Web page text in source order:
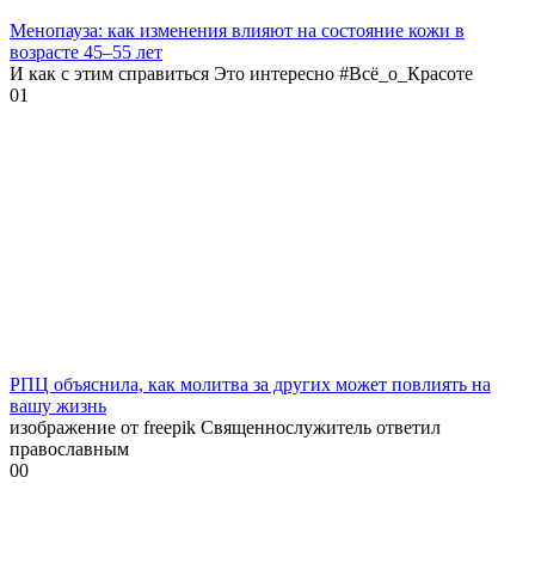
Менопауза: как изменения влияют на состояние кожи в
возрасте 45–55 лет
И как с этим справиться Это интересно #Всё_о_Красоте
01
РПЦ объяснила, как молитва за других может повлиять на
вашу жизнь
изображение от freepik Священнослужитель ответил
православным
00